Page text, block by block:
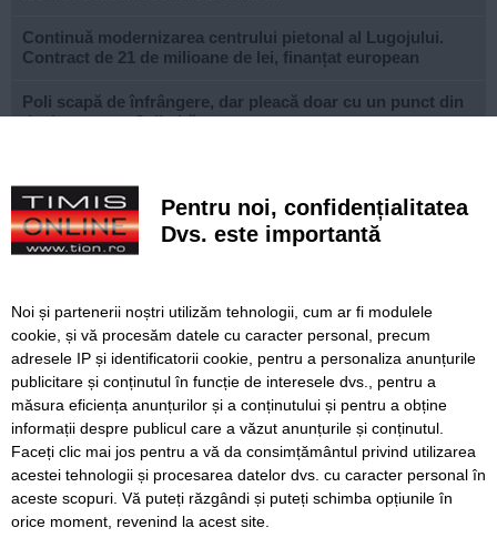
Continuă modernizarea centrului pietonal al Lugojului.
Contract de 21 de milioane de lei, finanțat european
Poli scapă de înfrângere, dar pleacă doar cu un punct din
deplasarea cu Șelimbăr
privat inițiativei Primăriei Timișoara
„Recidivă” la baza sportivă din Dacia. Primăria a ridicat
niște echipamente amplasate ilegal
Ce facem astăzi, 8 august 2026, în Timișoara?
Cum arată televizorul care schimbă serile de acasă, fără
complicații
SERVICII Redactia
Folosinta Cookie-urilor
Pentru noi, confidențialitatea
Dvs. este importantă
Noi și partenerii noștri utilizăm tehnologii, cum ar fi modulele
cookie, și vă procesăm datele cu caracter personal, precum
adresele IP și identificatorii cookie, pentru a personaliza anunțurile
publicitare și conținutul în funcție de interesele dvs., pentru a
măsura eficiența anunțurilor și a conținutului și pentru a obține
informații despre publicul care a văzut anunțurile și conținutul.
Faceți clic mai jos pentru a vă da consimțământul privind utilizarea
acestei tehnologii și procesarea datelor dvs. cu caracter personal în
aceste scopuri. Vă puteți răzgândi și puteți schimba opțiunile în
orice moment, revenind la acest site.